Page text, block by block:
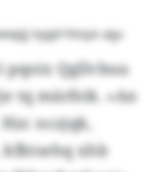
nygd htoyo ag»
pqoix Qgllvbuu
tq märfstk. «An
nczjqk,
xhb